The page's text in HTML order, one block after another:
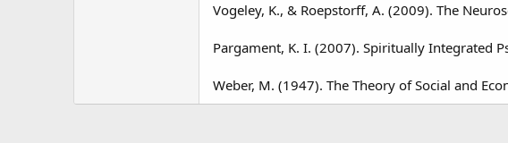
Vogeley, K., & Roepstorff, A. (2009). The
Pargament, K. I. (2007). Spiritually Integrated
Weber, M. (1947). The Theory of Social and